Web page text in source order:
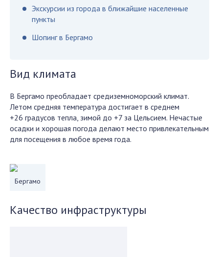
Экскурсии из города в ближайшие населенные
пункты
Шопинг в Бергамо
Вид климата
В Бергамо преобладает средиземноморский климат.
Летом средняя температура достигает в среднем
+26 градусов тепла, зимой до +7 за Цельсием. Нечастые
осадки и хорошая погода делают место привлекательным
для посещения в любое время года.
Бергамо
Качество инфраструктуры